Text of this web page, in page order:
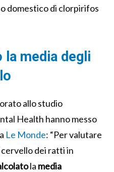
domestico di clorpirifos
la media degli
allo studio
Health hanno messo
Le Monde: “Per valutare
dei ratti in
la media